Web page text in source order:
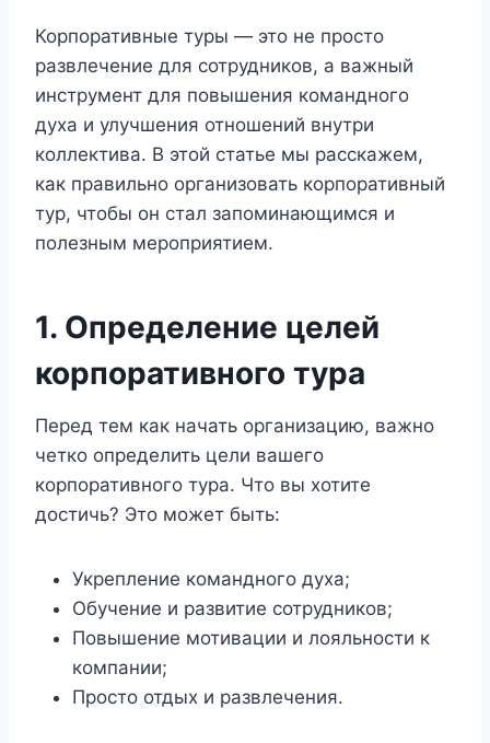
Корпоративные туры — это не просто
развлечение для сотрудников, а важный
инструмент для повышения командного
духа и улучшения отношений внутри
коллектива. В этой статье мы расскажем,
как правильно организовать корпоративный
тур, чтобы он стал запоминающимся и
полезным мероприятием.
1. Определение целей
корпоративного тура
Перед тем как начать организацию, важно
четко определить цели вашего
корпоративного тура. Что вы хотите
достичь? Это может быть:
Укрепление командного духа;
Обучение и развитие сотрудников;
Повышение мотивации и лояльности к
компании;
Просто отдых и развлечения.